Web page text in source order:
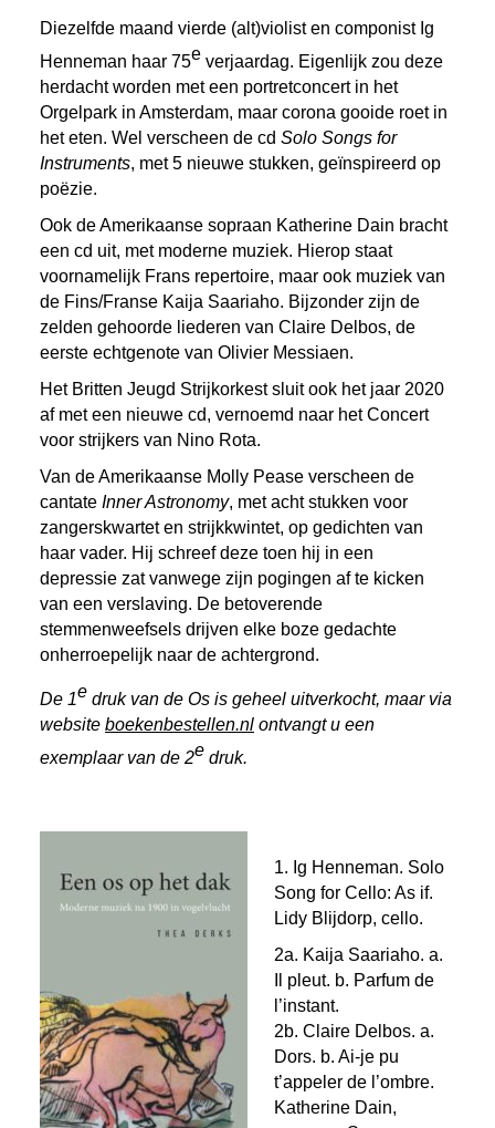
Diezelfde maand vierde (alt)violist en componist Ig
Henneman haar 75e verjaardag. Eigenlijk zou deze
herdacht worden met een portretconcert in het
Orgelpark in Amsterdam, maar corona gooide roet in
het eten. Wel verscheen de cd Solo Songs for
Instruments, met 5 nieuwe stukken, geïnspireerd op
poëzie.
Ook de Amerikaanse sopraan Katherine Dain bracht
een cd uit, met moderne muziek. Hierop staat
voornamelijk Frans repertoire, maar ook muziek van
de Fins/Franse Kaija Saariaho. Bijzonder zijn de
zelden gehoorde liederen van Claire Delbos, de
eerste echtgenote van Olivier Messiaen.
Het Britten Jeugd Strijkorkest sluit ook het jaar 2020
af met een nieuwe cd, vernoemd naar het Concert
voor strijkers van Nino Rota.
Van de Amerikaanse Molly Pease verscheen de
cantate Inner Astronomy, met acht stukken voor
zangerskwartet en strijkkwintet, op gedichten van
haar vader. Hij schreef deze toen hij in een
depressie zat vanwege zijn pogingen af te kicken
van een verslaving. De betoverende
stemmenweefsels drijven elke boze gedachte
onherroepelijk naar de achtergrond.
De 1e druk van de Os is geheel uitverkocht, maar via
website boekenbestellen.nl ontvangt u een
exemplaar van de 2e druk.
1. Ig Henneman. Solo
Song for Cello: As if.
Lidy Blijdorp, cello.
2a. Kaija Saariaho. a.
Il pleut. b. Parfum de
l’instant.
2b. Claire Delbos. a.
Dors. b. Ai-je pu
t’appeler de l’ombre.
Katherine Dain,